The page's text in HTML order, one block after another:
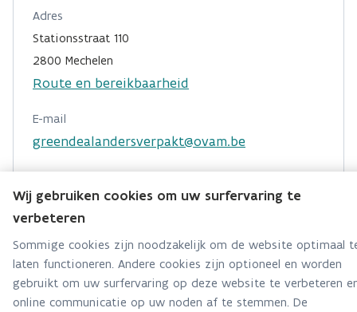
Adres
Stationsstraat 110
2800 Mechelen
Route en bereikbaarheid
E-mail
greendealandersverpakt@ovam.be
Wij gebruiken cookies om uw surfervaring te
verbeteren
Sommige cookies zijn noodzakelijk om de website optimaal
laten functioneren. Andere cookies zijn optioneel en worden
gebruikt om uw surfervaring op deze website te verbeteren
online communicatie op uw noden af te stemmen. De